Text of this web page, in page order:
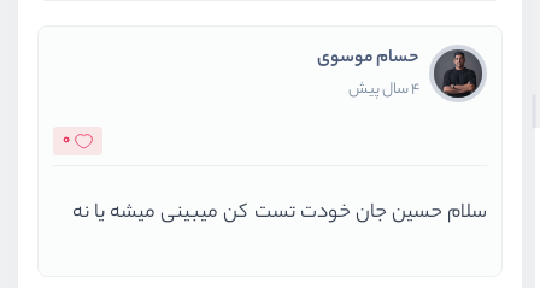
حسام موسوی
4 سال پیش
0
سلام حسین جان خودت تست کن میبینی میشه یا نه